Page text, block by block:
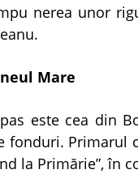
nerea unor
Mare
este cea din
fonduri. Primarul
la Primărie”, în